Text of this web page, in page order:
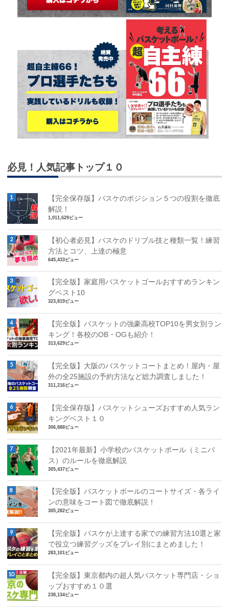
必見！人気記事トップ１０
【完全保存版】バスケのポジション５つの役割を徹底
解説！
1,011,629ビュー
【初心者必見】バスケのドリブル技と種類一覧！練習
方法とコツ、上達の極意
645,433ビュー
【完全版】家庭用バスケットゴールおすすめランキン
グベスト10
323,819ビュー
【完全版】バスケットの強豪高校TOP10を男女別ラン
キング！各校のOB・OGも紹介！
313,629ビュー
【完全版】大阪のバスケットコートまとめ！屋内・屋
外の全25施設の予約方法など総力調査しました！
311,216ビュー
【完全保存版】バスケットシューズおすすめ人気ラン
キングベスト１０
306,888ビュー
【2021年最新】小学校のバスケットボール（ミニバ
ス）のルールを徹底解説
305,437ビュー
【完全版】バスケットボールのコートサイズ・各ライ
ンの意味をコート図で徹底解説！
305,282ビュー
【完全版】バスケが上達する家での練習方法10選と家
で役立つ練習グッズをプレイ別にまとめました！
283,101ビュー
【完全版】東京都内の超人気バスケット専門店・ショ
ップおすすめ１０選
238,134ビュー